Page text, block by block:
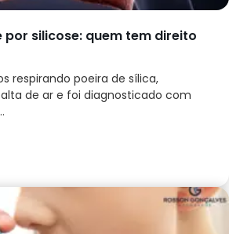
silicose: quem tem direito
respirando poeira de sílica,
de ar e foi diagnosticado com